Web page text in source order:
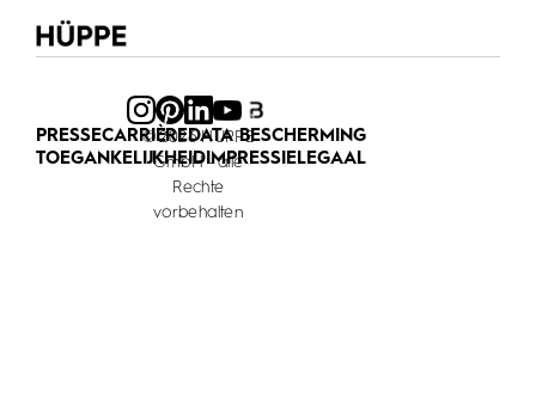
PRESSECARRIÈREDATA BESCHERMING
TOEGANKELIJKHEID IMPRESSIELEGAAL
© 2026 HÜPPE
GmbH - alle
Rechte
vorbehalten